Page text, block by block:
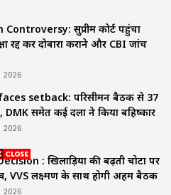
Controversy: सुप्रीम कोर्ट पहुंचा
रद्द कर दोबारा कराने और CBI जांच
setback: परिसीमन बैठक से 37
DMK समेत कई दलों ने किया बहिष्कार
: खिलाड़ियों की बढ़ती चोटों पर
VVS लक्ष्मण के साथ होगी अहम बैठक